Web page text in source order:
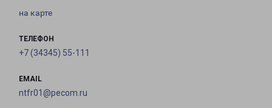
на карте
ТЕЛЕФОН
+7 (34345) 55-111
EMAIL
ntfr01@pecom.ru